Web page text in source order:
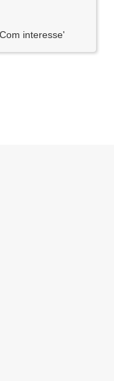
interesse'